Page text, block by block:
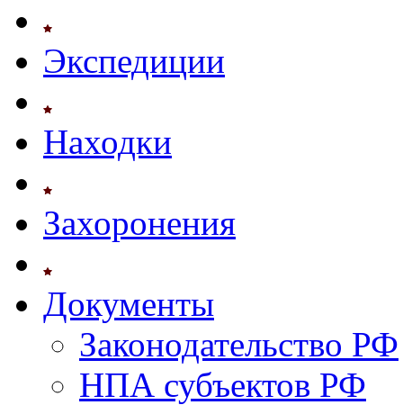
Экспедиции
Находки
Захоронения
Документы
Законодательство РФ
НПА субъектов РФ